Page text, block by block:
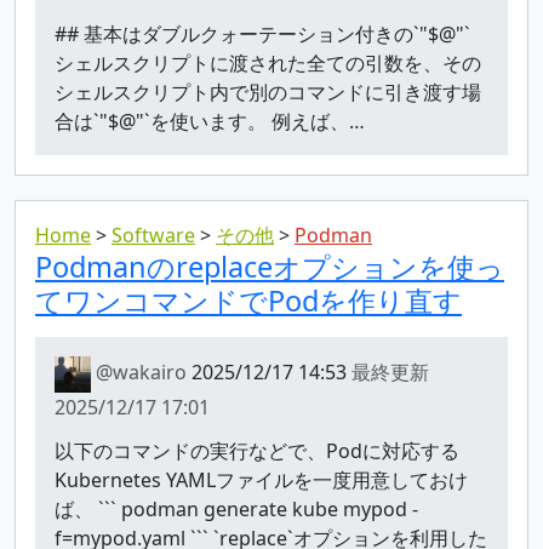
## 基本はダブルクォーテーション付きの`"$@"`
シェルスクリプトに渡された全ての引数を、その
シェルスクリプト内で別のコマンドに引き渡す場
合は`"$@"`を使います。 例えば、…
Home Software その他 Podman
Podmanのreplaceオプションを使っ
てワンコマンドでPodを作り直す
@wakairo 2025/12/17 14:53最終更新
2025/12/17 17:01
以下のコマンドの実行などで、Podに対応する
Kubernetes YAMLファイルを一度用意しておけ
ば、 ``` podman generate kube mypod -
f=mypod.yaml ``` `replace`オプションを利用した